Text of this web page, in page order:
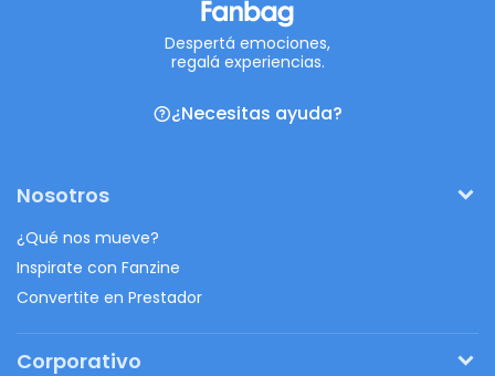
Despertá emociones,
regalá experiencias.
¿Necesitas ayuda?
Nosotros
¿Qué nos mueve?
Inspirate con Fanzine
Convertite en Prestador
Corporativo